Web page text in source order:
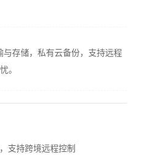
与存储，私有云备份，支持远程
。
支持跨境远程控制